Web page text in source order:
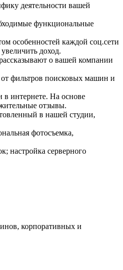
деятельности вашей
функциональные
особенностей каждой соц.сети
доход.
о вашей компании
фильтров поисковых машин и
интернете. На основе
отзывы.
в нашей студии,
фотосъемка,
настройка серверного
корпоративных и